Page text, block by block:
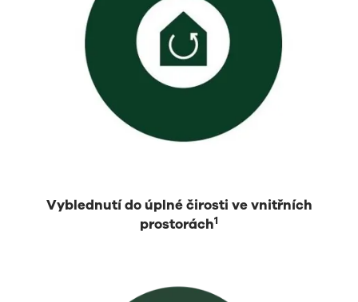
Vyblednutí do úplné čirosti ve vnitřních
prostorách1